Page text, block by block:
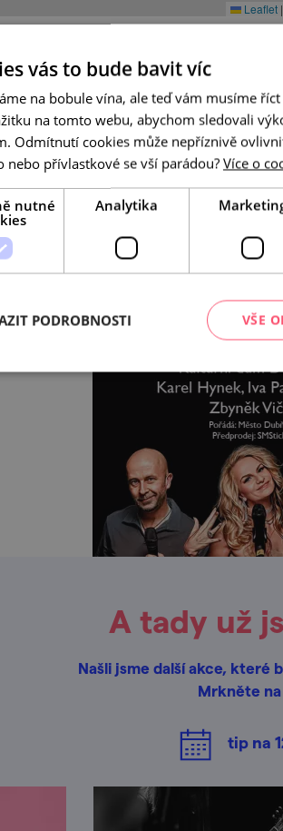
Leaflet |
A tady už
Našli jsme další akce, které
Mrkněte na
tip na
vás to bude bavit víc
na bobule vína, ale teď vám musíme
na tomto webu, abychom sledovali
Odmítnutí cookies může nepříznivě
nebo přívlastkové se vší parádou? Více o
nutné
Analytika
VŠE
PODROBNOSTI